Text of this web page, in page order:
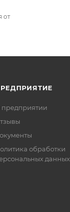
от
обработки
данных